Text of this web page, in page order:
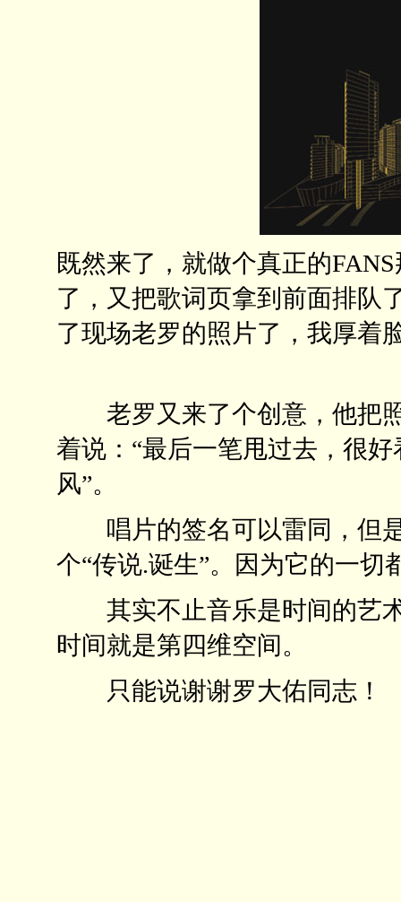
既然来了，就做个真正的
了，又把歌词页拿到前面排队
了现场老罗的照片了，我厚着
老罗又来了个创意，他把照
着说：“最后一笔甩过去，很
风”。
唱片的签名可以雷同，但是
个“传说.诞生”。因为它的一切
其实不止音乐是时间的艺术
时间就是第四维空间。
只能说谢谢罗大佑同志！